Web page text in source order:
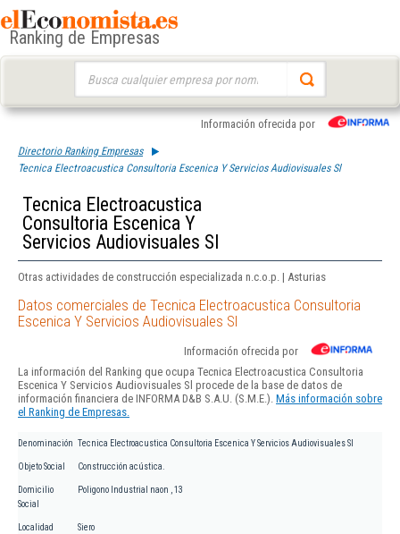
Ranking de Empresas
Información ofrecida por
Directorio Ranking Empresas
Tecnica Electroacustica Consultoria Escenica Y Servicios Audiovisuales Sl
Tecnica Electroacustica
Consultoria Escenica Y
Servicios Audiovisuales Sl
Otras actividades de construcción especializada n.c.o.p. | Asturias
Datos comerciales de Tecnica Electroacustica Consultoria
Escenica Y Servicios Audiovisuales Sl
Información ofrecida por
La información del Ranking que ocupa Tecnica Electroacustica Consultoria
Escenica Y Servicios Audiovisuales Sl procede de la base de datos de
información financiera de INFORMA D&B S.A.U. (S.M.E.). Más información sobre
el Ranking de Empresas.
Denominación Tecnica Electroacustica Consultoria Escenica Y Servicios Audiovisuales Sl
Objeto Social Construcción acústica.
Domicilio
Social
Poligono Industrial naon , 13
Localidad Siero